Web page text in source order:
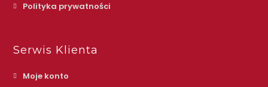
Polityka prywatności
Serwis Klienta
Moje konto